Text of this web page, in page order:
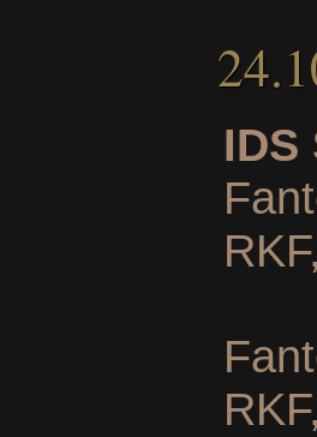
IDS